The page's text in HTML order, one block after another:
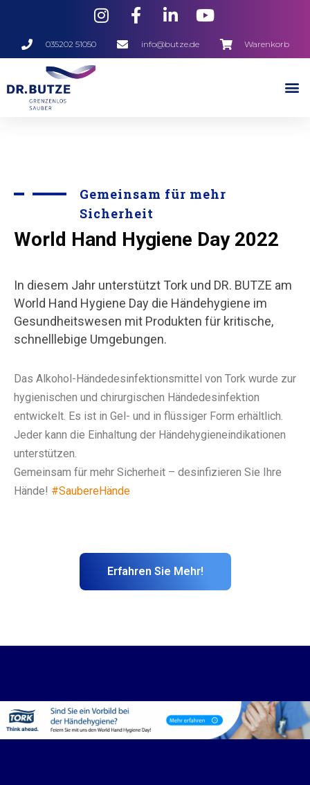
035202 51050 info@butze.de Warenkorb
Gemeinsam für mehr
Sicherheit
World Hand Hygiene Day 2022
In diesem Jahr unterstützt Tork und DR. BUTZE am
World Hand Hygiene Day die Händehygiene im
Gesundheitswesen mit Produkten für kritische,
schnelllebige Umgebungen.
Das Alkohol-Händedesinfektionsmittel von Tork wurde zur
hygienischen und chirurgischen Händedesinfektion
entwickelt. Es ist in Gel- und in flüssiger Form erhältlich.
Jeder kann die Einhaltung der Händehygieneindikationen
unterstützen.
Gemeinsam für mehr Sicherheit – desinfizieren Sie Ihre
Hände! #SaubereHände
Erfahren Sie Mehr!